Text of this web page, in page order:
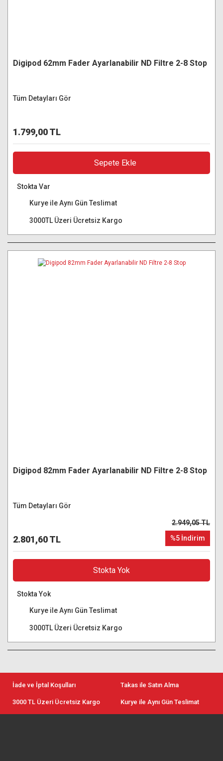
Digipod 62mm Fader Ayarlanabilir ND Filtre 2-8 Stop
Tüm Detayları Gör
1.799,00 TL
Sepete Ekle
Stokta Var
Kurye ile Aynı Gün Teslimat
3000TL Üzeri Ücretsiz Kargo
Digipod 82mm Fader Ayarlanabilir ND Filtre 2-8 Stop
Tüm Detayları Gör
2.801,60 TL
2.949,05 TL
%5 İndirim
Stokta Yok
Stokta Yok
Kurye ile Aynı Gün Teslimat
3000TL Üzeri Ücretsiz Kargo
İade ve İptal Koşulları Takas ile Satın Alma
3000 TL Üzeri Ücretsiz Kargo Kurye ile Aynı Gün Teslimat